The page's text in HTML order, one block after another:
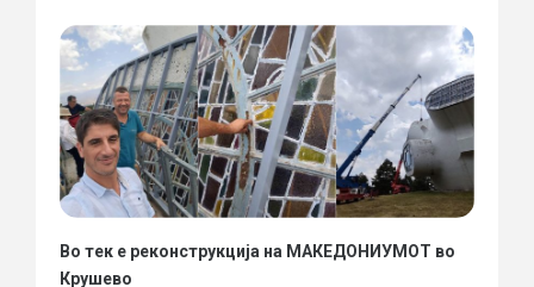
Во тек е реконструкција на МАКЕДОНИУМОТ во
Крушево